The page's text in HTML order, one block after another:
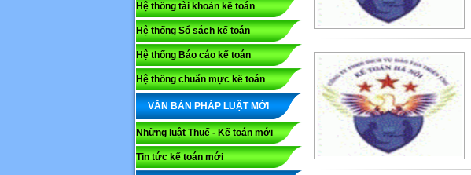
Hệ thống tài khoản kế toán
Hệ thống Sổ sách kế toán
Hệ thống Báo cáo kế toán
Hệ thống chuẩn mực kế toán
VĂN BẢN PHÁP LUẬT MỚI
Những luật Thuế - Kế toán mới
Tin tức kế toán mới